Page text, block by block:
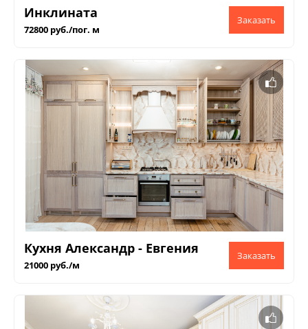
Инклината
72800 руб./пог. м
Кухня Александр - Евгения
21000 руб./м